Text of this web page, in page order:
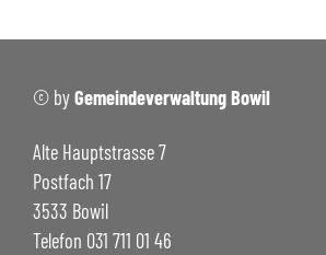
© byGemeindeverwaltung Bowil
Alte Hauptstrasse 7
Postfach 17
3533 Bowil
Telefon 031 711 01 46